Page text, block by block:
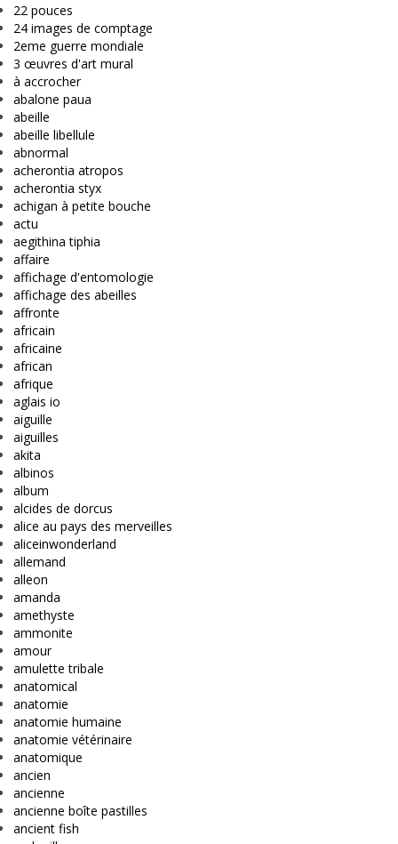
22 pouces
24 images de comptage
2eme guerre mondiale
3 œuvres d'art mural
à accrocher
abalone paua
abeille
abeille libellule
abnormal
acherontia atropos
acherontia styx
achigan à petite bouche
actu
aegithina tiphia
affaire
affichage d'entomologie
affichage des abeilles
affronte
africain
africaine
african
afrique
aglais io
aiguille
aiguilles
akita
albinos
album
alcides de dorcus
alice au pays des merveilles
aliceinwonderland
allemand
alleon
amanda
amethyste
ammonite
amour
amulette tribale
anatomical
anatomie
anatomie humaine
anatomie vétérinaire
anatomique
ancien
ancienne
ancienne boîte pastilles
ancient fish